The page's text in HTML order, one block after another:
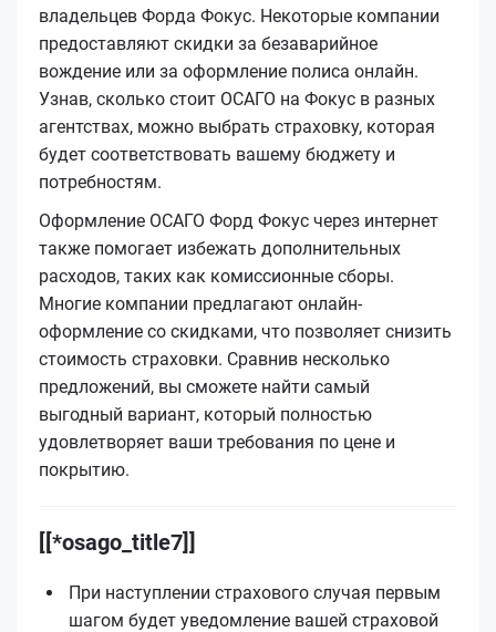
владельцев Форда Фокус. Некоторые компании
предоставляют скидки за безаварийное
вождение или за оформление полиса онлайн.
Узнав, сколько стоит ОСАГО на Фокус в разных
агентствах, можно выбрать страховку, которая
будет соответствовать вашему бюджету и
потребностям.
Оформление ОСАГО Форд Фокус через интернет
также помогает избежать дополнительных
расходов, таких как комиссионные сборы.
Многие компании предлагают онлайн-
оформление со скидками, что позволяет снизить
стоимость страховки. Сравнив несколько
предложений, вы сможете найти самый
выгодный вариант, который полностью
удовлетворяет ваши требования по цене и
покрытию.
[[*osago_title7]]
При наступлении страхового случая первым
шагом будет уведомление вашей страховой